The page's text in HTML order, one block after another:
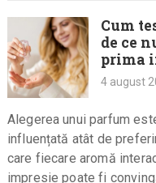
Cum
de ce
prima
4 august
Alegerea unui parfum
influențată atât de
care fiecare aromă
impresie poate fi